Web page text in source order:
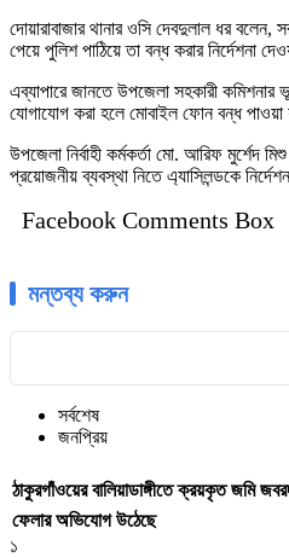
দোয়ারাবাজার থানার ওসি দেবদুলাল ধর বলেন,
পেয়ে পুলিশ পাঠিয়ে তা বন্ধ করার নির্দেশনা
এব্যাপারে জানতে উপজেলা সহকারী
যোগাযোগ করা হলে মোবাইল ফোন বন্ধ পাওয়া
উপজেলা নির্বাহী কর্মকর্তা মো. আরিফ মুর্শেদ
প্রয়োজনীয় ব্যবস্থা নিতে এ্যাসিলন্ডকে
Facebook Comments Box
মন্তব্য করুন
সর্বশেষ
জনপ্রিয়
ঠাকুরগাঁওয়ের বালিয়াডাঙ্গীতে ক্রয়কৃত জমি
ফেলার অভিযোগ উঠেছে
১